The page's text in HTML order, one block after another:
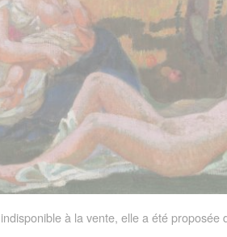
à la vente, elle a été